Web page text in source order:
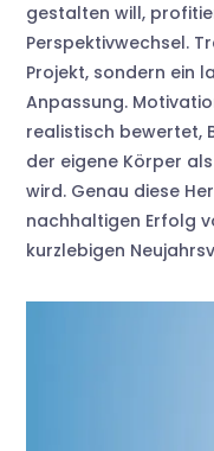
gestalten will,
Perspektivwechsel.
Projekt, sondern ein
Anpassung.
realistisch bewertet,
der eigene Körper
wird. Genau diese
nachhaltigen Erfolg
kurzlebigen